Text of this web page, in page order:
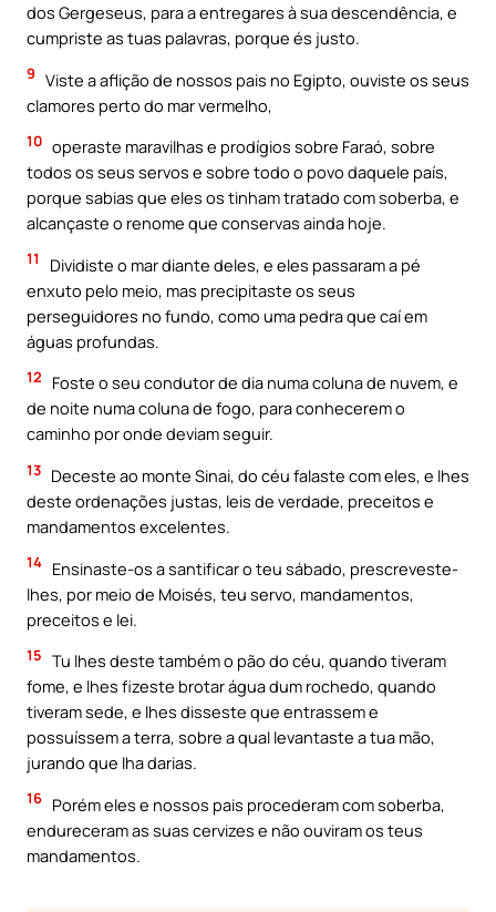
dos Gergeseus, para a entregares à sua descendência, e
cumpriste as tuas palavras, porque és justo.
9 Viste a aflição de nossos pais no Egipto, ouviste os seus
clamores perto do mar vermelho,
10 operaste maravilhas e prodígios sobre Faraó, sobre
todos os seus servos e sobre todo o povo daquele país,
porque sabias que eles os tinham tratado com soberba, e
alcançaste o renome que conservas ainda hoje.
11
Dividiste o mar diante deles, e eles passaram a pé
enxuto pelo meio, mas precipitaste os seus
perseguidores no fundo, como uma pedra que caí em
águas profundas.
12
Foste o seu condutor de dia numa coluna de nuvem, e
de noite numa coluna de fogo, para conhecerem o
caminho por onde deviam seguir.
13 Deceste ao monte Sinai, do céu falaste com eles, e lhes
deste ordenações justas, leis de verdade, preceitos e
mandamentos excelentes.
14 Ensinaste-os a santificar o teu sábado, prescreveste-
lhes, por meio de Moisés, teu servo, mandamentos,
preceitos e lei.
15 Tu lhes deste também o pão do céu, quando tiveram
fome, e lhes fizeste brotar água dum rochedo, quando
tiveram sede, e lhes disseste que entrassem e
possuíssem a terra, sobre a qual levantaste a tua mão,
jurando que lha darias.
16 Porém eles e nossos pais procederam com soberba,
endureceram as suas cervizes e não ouviram os teus
mandamentos.